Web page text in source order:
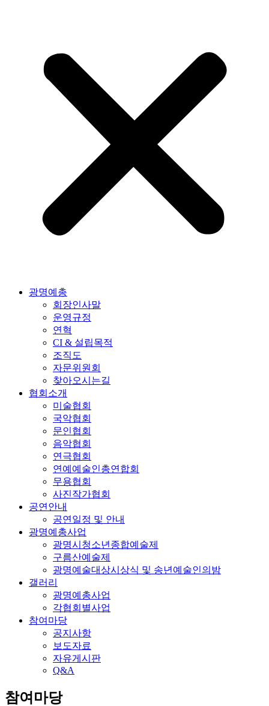
광명예총
회장인사말
운영규정
연혁
CI & 설립목적
조직도
자문위원회
찾아오시는길
협회소개
미술협회
국악협회
문인협회
음악협회
연극협회
연예예술인총연합회
무용협회
사진작가협회
공연안내
공연일정 및 안내
광명예총사업
광명시청소년종합예술제
구름산예술제
광명예술대상시상식 및 송년예술인의밤
갤러리
광명예총사업
각협회별사업
참여마당
공지사항
보도자료
자유게시판
Q&A
참여마당